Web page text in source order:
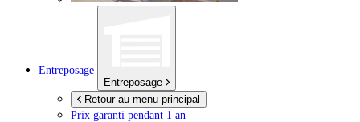
Entreposage
Entreposage
Retour au menu principal
Prix garanti pendant 1 an